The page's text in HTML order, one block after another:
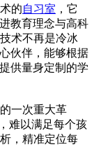
的自习室 ，它
教育理念与高科
术不再是冷冰
伙伴，能够根据
供量身定制的学
一次重大革
难以满足每个孩
，精准定位每